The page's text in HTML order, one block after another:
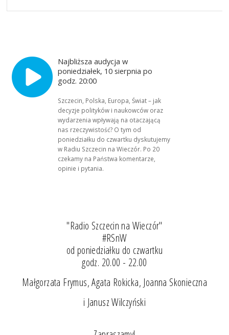
Najbliższa audycja w
poniedziałek, 10 sierpnia po
godz. 20:00
Szczecin, Polska, Europa, Świat – jak
decyzje polityków i naukowców oraz
wydarzenia wpływają na otaczającą
nas rzeczywistość? O tym od
poniedziałku do czwartku dyskutujemy
w Radiu Szczecin na Wieczór. Po 20
czekamy na Państwa komentarze,
opinie i pytania.
"Radio Szczecin na Wieczór"
#RSnW
od poniedziałku do czwartku
godz. 20.00 - 22.00
Małgorzata Frymus, Agata Rokicka, Joanna Skonieczna
i Janusz Wilczyński